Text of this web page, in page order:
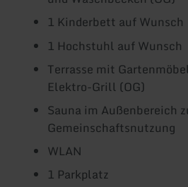
1 Kinderbett auf Wunsch
1 Hochstuhl auf Wunsch
Terrasse mit
Elektro-Grill (OG)
Sauna im Außenbereich
Gemeinschaftsnutzung
WLAN
1 Parkplatz